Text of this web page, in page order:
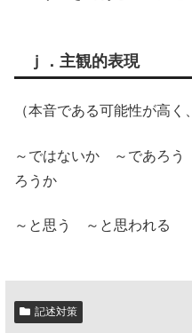
ｊ．主観的表現
（本音である可能性が高く
～ではないか ～であろ
ろうか
～と思う ～と思われる
記述対策